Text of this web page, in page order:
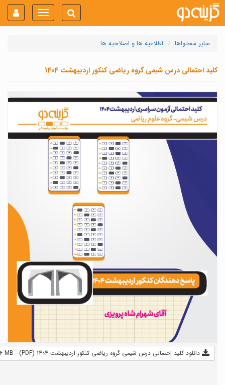
Toggle
navigation
سایر محتواها اطلاعیه ها و اصلاحیه ها
کلید احتمالی درس شیمی گروه ریاضی کنکور اردیبهشت 1404
دانلود کلید احتمالی درس شیمی گروه ریاضی کنکور اردیبهشت 1404 (PDF) - 1.06 MB